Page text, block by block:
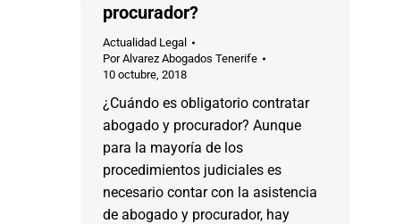
procurador?
Actualidad Legal
PorAlvarez Abogados Tenerife
10 octubre, 2018
¿Cuándo es obligatorio contratar
abogado y procurador? Aunque
para la mayoría de los
procedimientos judiciales es
necesario contar con la asistencia
de abogado y procurador, hay